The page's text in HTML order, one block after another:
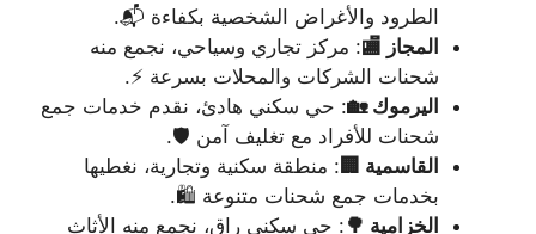
الطرود والأغراض الشخصية بكفاءة 📬.
المجاز 🏬: مركز تجاري وسياحي، نجمع منه
شحنات الشركات والمحلات بسرعة ⚡.
اليرموك 🏡: حي سكني هادئ، نقدم خدمات جمع
شحنات للأفراد مع تغليف آمن 🛡️.
القاسمية 🏢 : منطقة سكنية وتجارية، نغطيها
بخدمات جمع شحنات متنوعة 🛍️.
الخزامية 🌳 : حي سكني راقٍ، نجمع منه الأثاث